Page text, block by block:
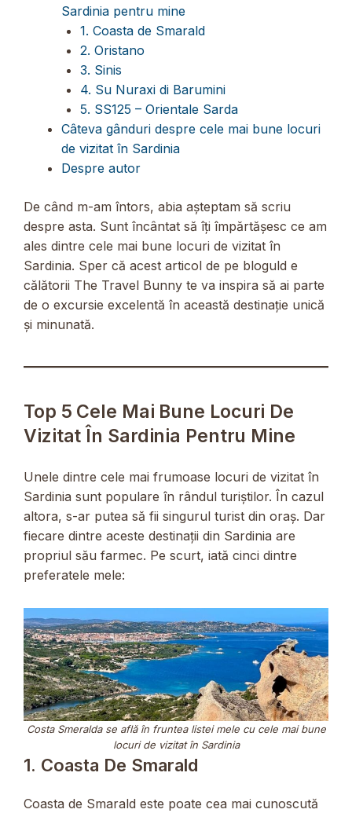
Sardinia pentru mine
1. Coasta de Smarald
2. Oristano
3. Sinis
4. Su Nuraxi di Barumini
5. SS125 – Orientale Sarda
Câteva gânduri despre cele mai bune locuri
de vizitat în Sardinia
Despre autor
De când m-am întors, abia așteptam să scriu
despre asta. Sunt încântat să îți împărtășesc ce am
ales dintre cele mai bune locuri de vizitat în
Sardinia. Sper că acest articol de pe bloguld e
călătorii The Travel Bunny te va inspira să ai parte
de o excursie excelentă în această destinație unică
și minunată.
Top 5 Cele Mai Bune Locuri De
Vizitat În Sardinia Pentru Mine
Unele dintre cele mai frumoase locuri de vizitat în
Sardinia sunt populare în rândul turiștilor. În cazul
altora, s-ar putea să fii singurul turist din oraș. Dar
fiecare dintre aceste destinații din Sardinia are
propriul său farmec. Pe scurt, iată cinci dintre
preferatele mele:
Costa Smeralda se află în fruntea listei mele cu cele mai bune
locuri de vizitat în Sardinia
1. Coasta De Smarald
Coasta de Smarald este poate cea mai cunoscută